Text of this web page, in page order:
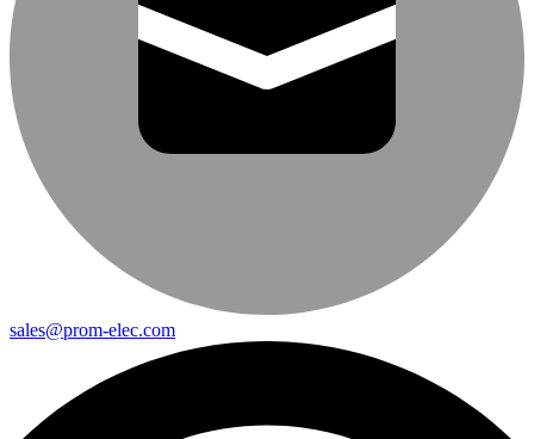
sales@prom-elec.com